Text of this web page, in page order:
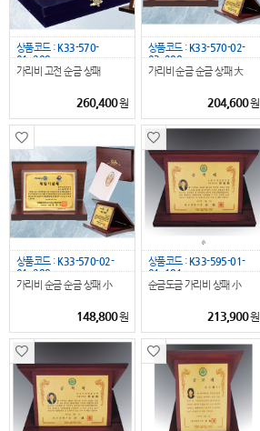
상품코드 :K33-570-
01_288
가리비 고전 순금 상패
260,400원
상품코드 :K33-570-02-
03_288
가리비 순금 순금 상패 大
204,600원
상품코드 :K33-570-02-
01_288
가리비 순금 순금 상패 小
148,800원
상품코드 :K33-595-01-
01_181
순금도금 가리비 상패 小
213,900원